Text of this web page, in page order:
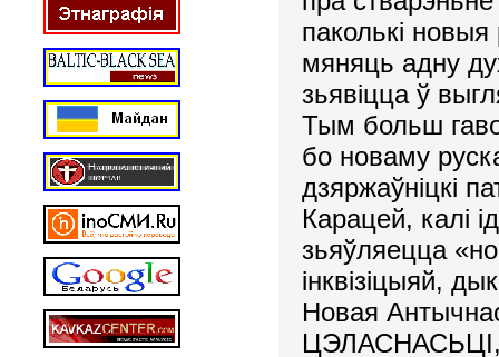
паколькі
мяняць адну
зьявіцца ў
Тым больш
бо новаму
дзяржаўніцкі
Карацей, калі
зьяўляецца
інквізіцыяй,
Новая
ЦЭЛАСНАСЬЦІ,